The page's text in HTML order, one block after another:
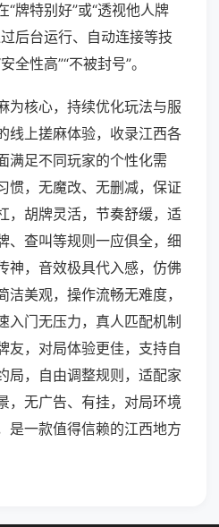
“牌特别好”或“透视他人牌
后台运行、自动连接等技
全性高”“不被封号”。
为核心，持续优化玩法与服
线上搓麻体验，收录江西各
满足不同玩家的个性化需
惯，无魔改、无删减，保证
，胡牌灵活，节奏舒缓，适
、查叫等规则一应俱全，细
神，音效极具代入感，仿佛
美观，操作流畅无难度，
入门无压力，真人匹配机制
友，对局体验更佳，支持自
局，自由调整规则，适配家
，无广告、有挂，对局环境
是一款值得信赖的江西地方